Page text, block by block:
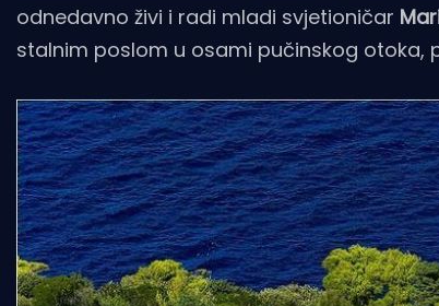
odnedavno živi i radi mladi svjetioničar
stalnim poslom u osami pučinskog otoka,